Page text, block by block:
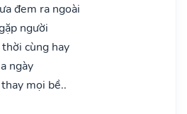
đem ra ngoài
người
cùng hay
ngày
mọi bề..